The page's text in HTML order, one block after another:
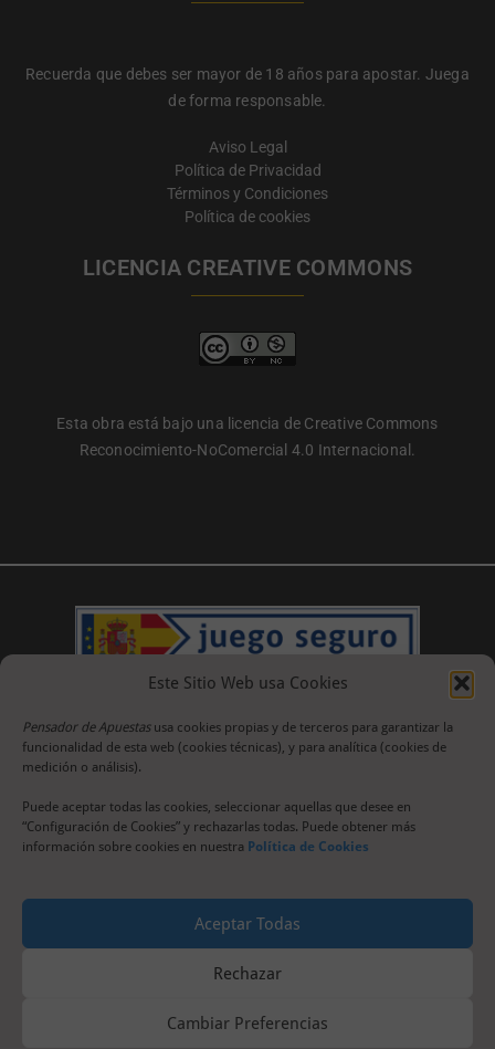
Este Sitio Web usa Cookies
Pensador de Apuestas usa cookies propias y de terceros para garantizar la
funcionalidad de esta web (cookies técnicas), y para analítica (cookies de
medición o análisis).
Puede aceptar todas las cookies, seleccionar aquellas que desee en
“Configuración de Cookies” y rechazarlas todas. Puede obtener más
información sobre cookies en nuestra Política de Cookies
Aceptar Todas
Rechazar
Cambiar Preferencias
Recuerda que debes ser mayor de 18 años para apostar. Juega
de forma responsable.
Aviso Legal
Política de Privacidad
Términos y Condiciones
Política de cookies
LICENCIA CREATIVE COMMONS
Esta obra está bajo una licencia de Creative Commons
Reconocimiento-NoComercial 4.0 Internacional.